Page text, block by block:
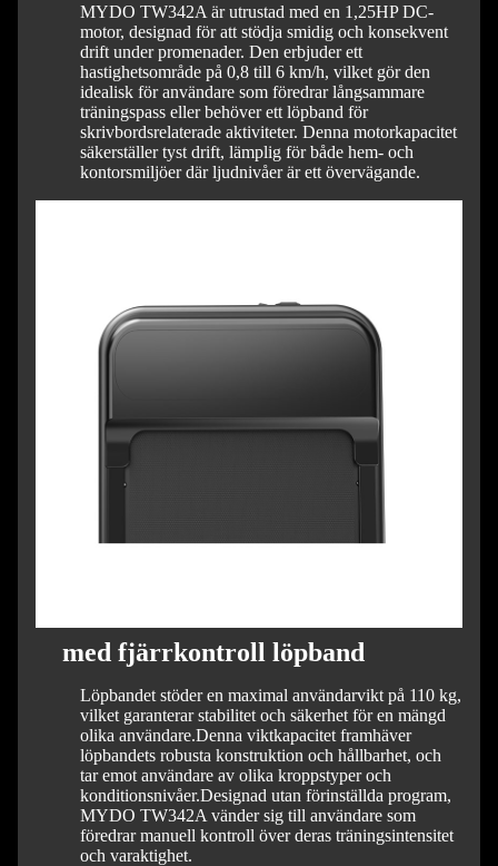
MYDO TW342A är utrustad med en 1,25HP DC-
motor, designad för att stödja smidig och konsekvent
drift under promenader. Den erbjuder ett
hastighetsområde på 0,8 till 6 km/h, vilket gör den
idealisk för användare som föredrar långsammare
träningspass eller behöver ett löpband för
skrivbordsrelaterade aktiviteter. Denna motorkapacitet
säkerställer tyst drift, lämplig för både hem- och
kontorsmiljöer där ljudnivåer är ett övervägande.
med fjärrkontroll löpband
Löpbandet stöder en maximal användarvikt på 110 kg,
vilket garanterar stabilitet och säkerhet för en mängd
olika användare.Denna viktkapacitet framhäver
löpbandets robusta konstruktion och hållbarhet, och
tar emot användare av olika kroppstyper och
konditionsnivåer.Designad utan förinställda program,
MYDO TW342A vänder sig till användare som
föredrar manuell kontroll över deras träningsintensitet
och varaktighet.